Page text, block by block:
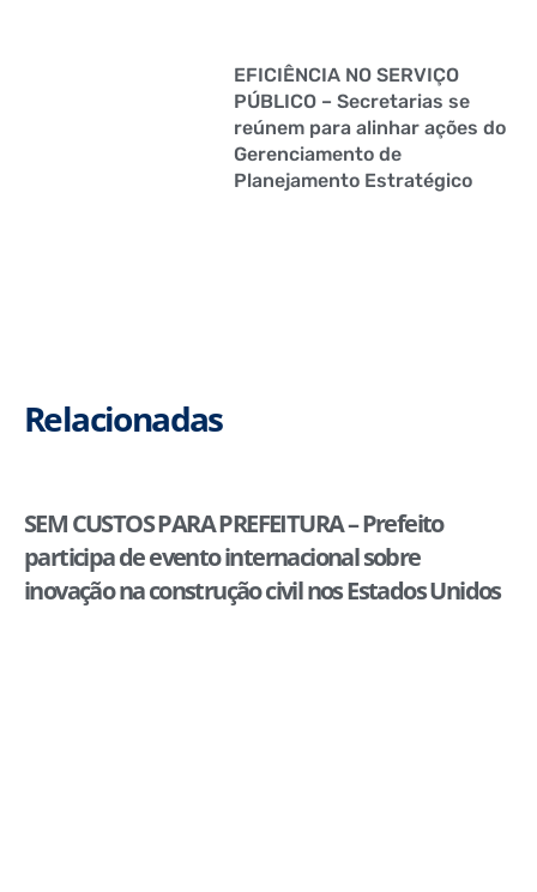
EFICIÊNCIA NO SERVIÇO
PÚBLICO – Secretarias se
reúnem para alinhar ações do
Gerenciamento de
Planejamento Estratégico
Relacionadas
SEM CUSTOS PARA PREFEITURA – Prefeito
participa de evento internacional sobre
inovação na construção civil nos Estados Unidos